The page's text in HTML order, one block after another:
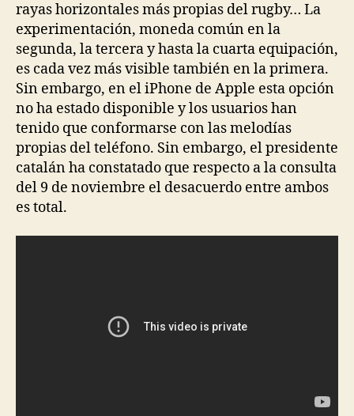
rayas horizontales más propias del rugby… La
experimentación, moneda común en la
segunda, la tercera y hasta la cuarta equipación,
es cada vez más visible también en la primera.
Sin embargo, en el iPhone de Apple esta opción
no ha estado disponible y los usuarios han
tenido que conformarse con las melodías
propias del teléfono. Sin embargo, el presidente
catalán ha constatado que respecto a la consulta
del 9 de noviembre el desacuerdo entre ambos
es total.